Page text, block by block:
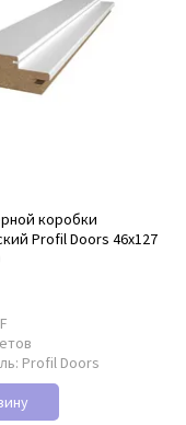
коробки
Profil Doors 46x127
Profil Doors